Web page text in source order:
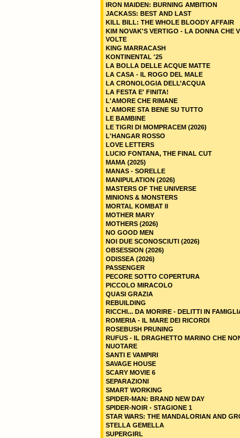
IRON MAIDEN: BURNING AMBITION
JACKASS: BEST AND LAST
KILL BILL: THE WHOLE BLOODY AFFAIR
KIM NOVAK'S VERTIGO - LA DONNA CHE
VOLTE
KING MARRACASH
KONTINENTAL '25
LA BOLLA DELLE ACQUE MATTE
LA CASA - IL ROGO DEL MALE
LA CRONOLOGIA DELL’ACQUA
LA FESTA E' FINITA!
L'AMORE CHE RIMANE
L'AMORE STA BENE SU TUTTO
LE BAMBINE
LE TIGRI DI MOMPRACEM (2026)
L'HANGAR ROSSO
LOVE LETTERS
LUCIO FONTANA, THE FINAL CUT
MAMA (2025)
MANAS - SORELLE
MANIPULATION (2026)
MASTERS OF THE UNIVERSE
MINIONS & MONSTERS
MORTAL KOMBAT II
MOTHER MARY
MOTHERS (2026)
NO GOOD MEN
NOI DUE SCONOSCIUTI (2026)
OBSESSION (2026)
ODISSEA (2026)
PASSENGER
PECORE SOTTO COPERTURA
PICCOLO MIRACOLO
QUASI GRAZIA
REBUILDING
RICCHI... DA MORIRE - DELITTI IN
ROMERIA - IL MARE DEI RICORDI
ROSEBUSH PRUNING
RUFUS - IL DRAGHETTO MARINO CHE
NUOTARE
SANTI E VAMPIRI
SAVAGE HOUSE
SCARY MOVIE 6
SEPARAZIONI
SMART WORKING
SPIDER-MAN: BRAND NEW DAY
SPIDER-NOIR - STAGIONE 1
STAR WARS: THE MANDALORIAN AND
STELLA GEMELLA
SUPERGIRL